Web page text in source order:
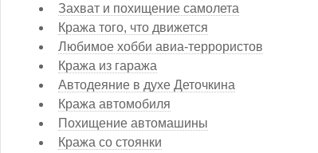
Захват и похищение самолета
Кража того, что движется
Любимое хобби авиа-террористов
Кража из гаража
Автодеяние в духе Деточкина
Кража автомобиля
Похищение автомашины
Кража со стоянки